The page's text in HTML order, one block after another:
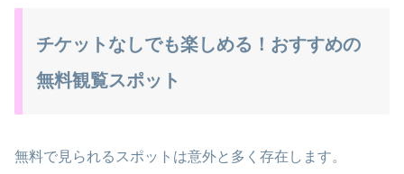
チケットなしでも楽しめる！おすすめの
無料観覧スポット
無料で見られるスポットは意外と多く存在します。